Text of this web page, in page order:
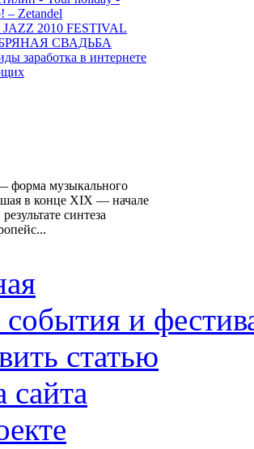
– Zetandel
2010 FESTIVAL
СВАДЬБА
заработка в интернете
форма музыкального
в конце XIX — начале
синтеза
и
статью
сайта